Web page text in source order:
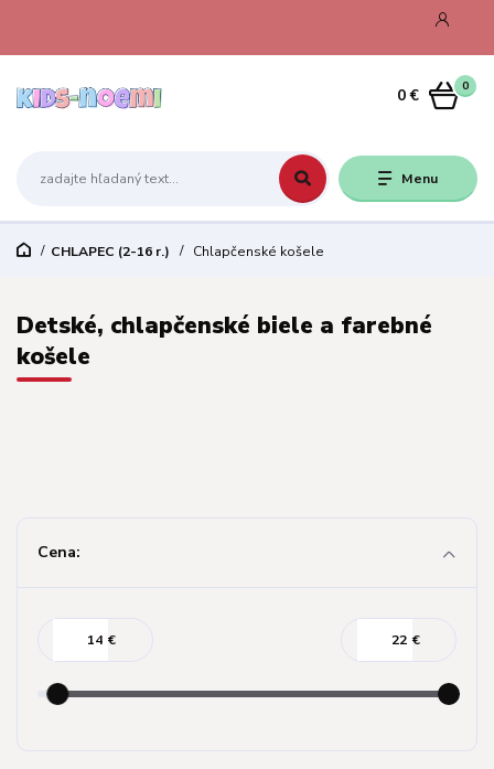
Menu
0
0 €
CHLAPEC (2-16 r.) Chlapčenské košele
Detské, chlapčenské biele a farebné
košele
Cena:
€ €